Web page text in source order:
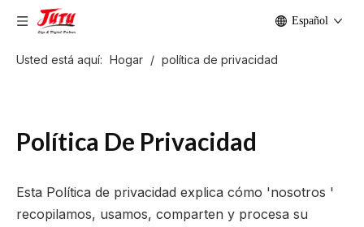
Español
Usted está aquí: Hogar / política de privacidad
Política De Privacidad
Esta Política de privacidad explica cómo 'nosotros '
recopilamos, usamos, comparten y procesa su